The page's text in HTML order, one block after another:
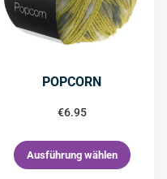
POPCORN
€6.95
Ausführung wählen